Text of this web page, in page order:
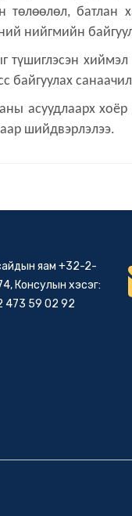
төлөөлөл, батлан
нийгмийн
түшиглэсэн
асуудлаарх
шийдвэрлэлээ.
яам +32-2-
Консулын хэсэг:
473 59 02 92